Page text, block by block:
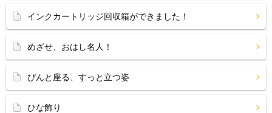
インクカートリッジ回収箱ができました！
めざせ、おはし名人！
ぴんと座る、すっと立つ姿
ひな飾り